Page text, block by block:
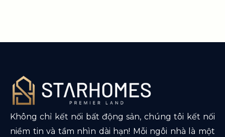
Không chỉ kết nối bất động sản, chúng tôi kết nối
niềm tin và tầm nhìn dài hạn! Mỗi ngôi nhà là một